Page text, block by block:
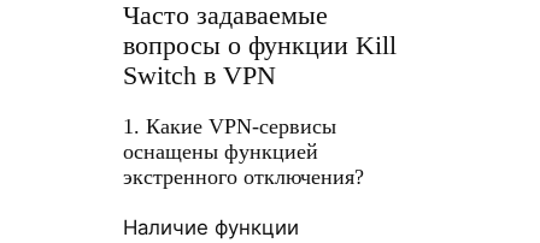
Часто задаваемые
вопросы о функции Kill
Switch в VPN
1. Какие VPN-сервисы
оснащены функцией
экстренного отключения?
Наличие функции